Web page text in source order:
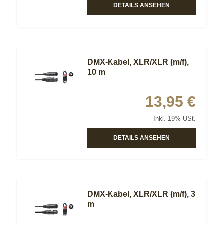
DETAILS ANSEHEN
DMX-Kabel, XLR/XLR (m/f),
10 m
13,95 €
Inkl. 19% USt.
DETAILS ANSEHEN
DMX-Kabel, XLR/XLR (m/f), 3
m